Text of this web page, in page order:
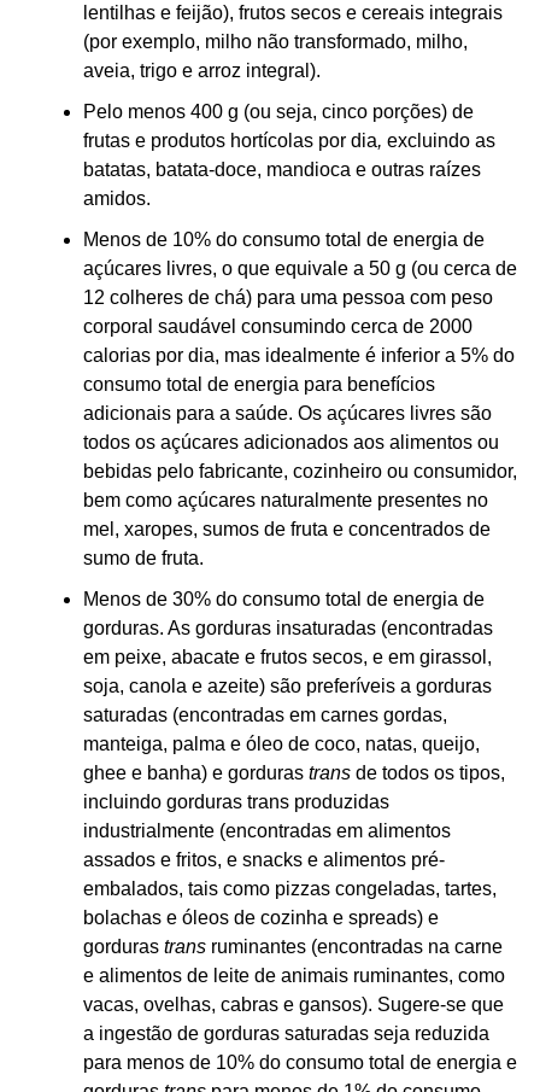
lentilhas e feijão), frutos secos e cereais integrais
(por exemplo, milho não transformado, milho,
aveia, trigo e arroz integral).
Pelo menos 400 g (ou seja, cinco porções) de
frutas e produtos hortícolas por dia, excluindo as
batatas, batata-doce, mandioca e outras raízes
amidos.
Menos de 10% do consumo total de energia de
açúcares livres, o que equivale a 50 g (ou cerca de
12 colheres de chá) para uma pessoa com peso
corporal saudável consumindo cerca de 2000
calorias por dia, mas idealmente é inferior a 5% do
consumo total de energia para benefícios
adicionais para a saúde. Os açúcares livres são
todos os açúcares adicionados aos alimentos ou
bebidas pelo fabricante, cozinheiro ou consumidor,
bem como açúcares naturalmente presentes no
mel, xaropes, sumos de fruta e concentrados de
sumo de fruta.
Menos de 30% do consumo total de energia de
gorduras. As gorduras insaturadas (encontradas
em peixe, abacate e frutos secos, e em girassol,
soja, canola e azeite) são preferíveis a gorduras
saturadas (encontradas em carnes gordas,
manteiga, palma e óleo de coco, natas, queijo,
ghee e banha) e gorduras transde todos os tipos,
incluindo gorduras trans produzidas
industrialmente (encontradas em alimentos
assados e fritos, e snacks e alimentos pré-
embalados, tais como pizzas congeladas, tartes,
bolachas e óleos de cozinha e spreads) e
gorduras transruminantes (encontradas na carne
e alimentos de leite de animais ruminantes, como
vacas, ovelhas, cabras e gansos). Sugere-se que
a ingestão de gorduras saturadas seja reduzida
para menos de 10% do consumo total de energia e